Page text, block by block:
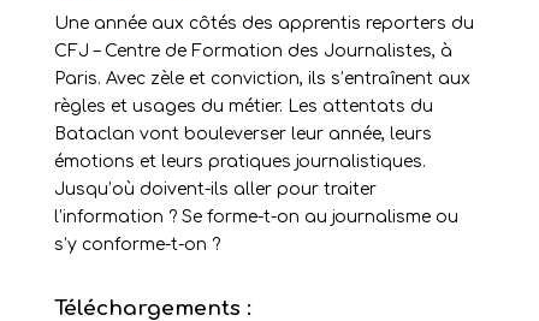
Une année aux côtés des apprentis reporters du
CFJ – Centre de Formation des Journalistes, à
Paris. Avec zèle et conviction, ils s’entraînent aux
règles et usages du métier. Les attentats du
Bataclan vont bouleverser leur année, leurs
émotions et leurs pratiques journalistiques.
Jusqu’où doivent-ils aller pour traiter
l’information ? Se forme-t-on au journalisme ou
s’y conforme-t-on ?
Téléchargements :